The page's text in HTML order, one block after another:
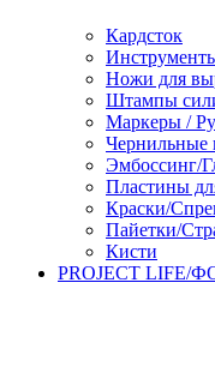
Кардсток
Ножи для
Штампы
Маркеры /
Чернильные
Эмбоссинг/
Пластины
Краски/
Пайетки/
Кисти
PROJECT